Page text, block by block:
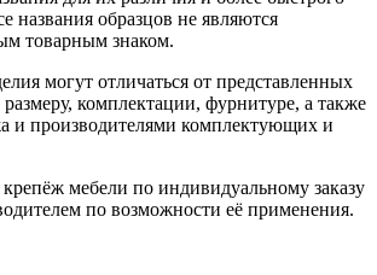
названия образцов не являются
товарным знаком.
могут отличаться от представленных
размеру, комплектации, фурнитуре, а также
и производителями комплектующих и
мебели по индивидуальному заказу
по возможности её применения.